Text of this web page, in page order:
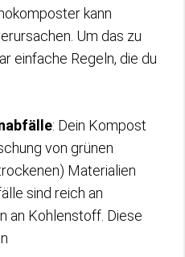
kann
Um das zu
einfache Regeln, die du
: Dein Kompost
von grünen
Materialien
sind reich an
an Kohlenstoff. Diese